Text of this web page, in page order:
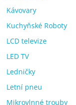
Kávovary
Kuchyňské Roboty
LCD televize
LED TV
Ledničky
Letní pneu
Mikrovlnné trouby